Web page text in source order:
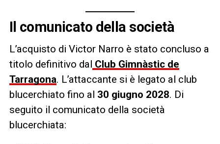
Il comunicato della società
L’acquisto di Victor Narro è stato concluso a
titolo definitivo dal Club Gimnàstic de
Tarragona. L’attaccante si è legato al club
blucerchiato fino al 30 giugno 2028. Di
seguito il comunicato della società
blucerchiata: